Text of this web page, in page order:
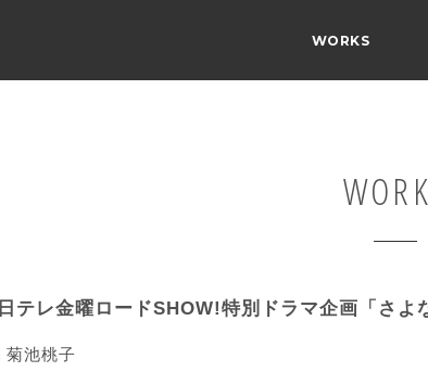
WORKS
日テレ金曜ロードSHOW!特別ドラマ企画「さよ
菊池桃子